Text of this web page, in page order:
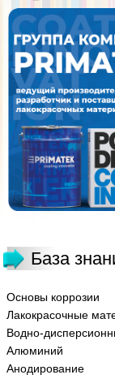
База
Основы коррозии
Лакокрасочные
Водно-
Алюминий
Анодирование